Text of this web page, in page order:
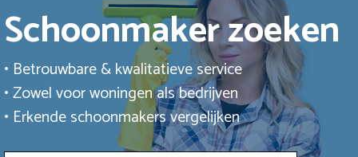
Schoonmaker zoeken
• Betrouwbare & kwalitatieve service
• Zowel voor woningen als bedrijven
• Erkende schoonmakers vergelijken